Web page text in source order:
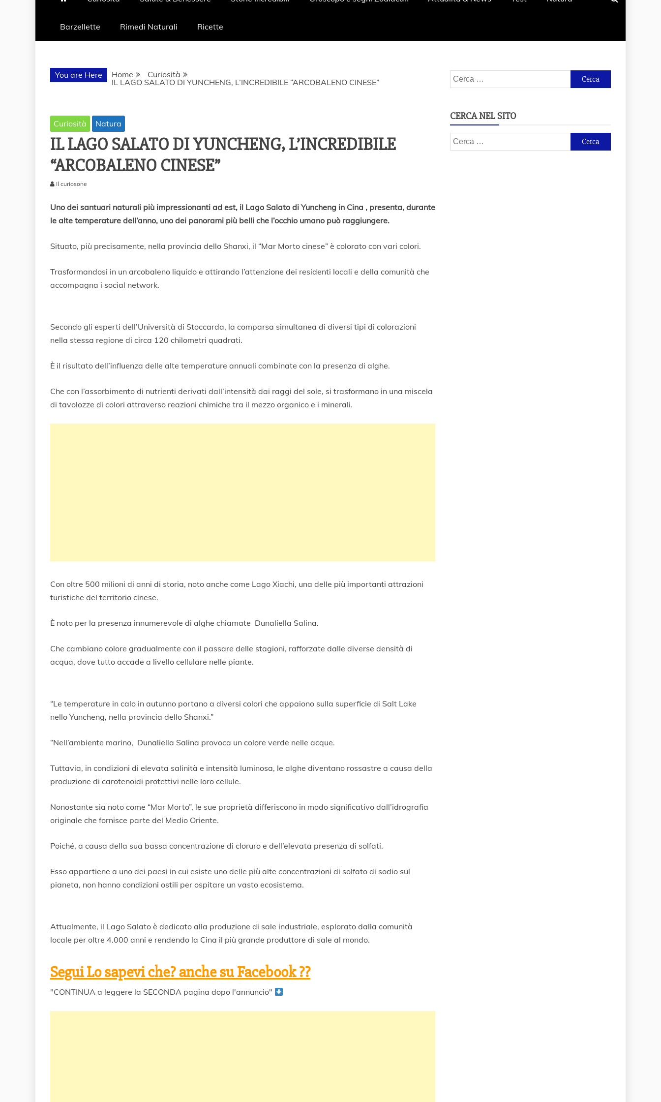
Barzellette Rimedi Naturali Ricette
You are Here Home
Curiosità
IL LAGO SALATO DI YUNCHENG, L’INCREDIBILE “ARCOBALENO CINESE”
Curiosità Natura
IL LAGO SALATO DI YUNCHENG, L’INCREDIBILE
“ARCOBALENO CINESE”
M
r
o
0
Il curiosone
Uno dei santuari naturali più impressionanti ad est, il Lago Salato di Yuncheng in Cina , presenta, durante
le alte temperature dell’anno, uno dei panorami più belli che l’occhio umano può raggiungere.
Situato, più precisamente, nella provincia dello Shanxi, il “Mar Morto cinese” è colorato con vari colori.
Trasformandosi in un arcobaleno liquido e attirando l’attenzione dei residenti locali e della comunità che
accompagna i social network.
Secondo gli esperti dell’Università di Stoccarda, la comparsa simultanea di diversi tipi di colorazioni
nella stessa regione di circa 120 chilometri quadrati.
È il risultato dell’influenza delle alte temperature annuali combinate con la presenza di alghe.
Che con l’assorbimento di nutrienti derivati ​​dall’intensità dai raggi del sole, si trasformano in una miscela
di tavolozze di colori attraverso reazioni chimiche tra il mezzo organico e i minerali.
Con oltre 500 milioni di anni di storia, noto anche come Lago Xiachi, una delle più importanti attrazioni
turistiche del territorio cinese.
È noto per la presenza innumerevole di alghe chiamate Dunaliella Salina.
Che cambiano colore gradualmente con il passare delle stagioni, rafforzate dalle diverse densità di
acqua, dove tutto accade a livello cellulare nelle piante.
“Le temperature in calo in autunno portano a diversi colori che appaiono sulla superficie di Salt Lake
nello Yuncheng, nella provincia dello Shanxi.”
“Nell’ambiente marino, Dunaliella Salina provoca un colore verde nelle acque.
Tuttavia, in condizioni di elevata salinità e intensità luminosa, le alghe diventano rossastre a causa della
produzione di carotenoidi protettivi nelle loro cellule.
Nonostante sia noto come “Mar Morto”, le sue proprietà differiscono in modo significativo dall’idrografia
originale che fornisce parte del Medio Oriente.
Poiché, a causa della sua bassa concentrazione di cloruro e dell’elevata presenza di solfati.
Esso appartiene a uno dei paesi in cui esiste uno delle più alte concentrazioni di solfato di sodio sul
pianeta, non hanno condizioni ostili per ospitare un vasto ecosistema.
Attualmente, il Lago Salato è dedicato alla produzione di sale industriale, esplorato dalla comunità
locale per oltre 4.000 anni e rendendo la Cina il più grande produttore di sale al mondo.
Segui Lo sapevi che? anche su Facebook ??
"CONTINUA a leggere la SECONDA pagina dopo l'annuncio"
Ricerca
per:
CERCA NEL SITO
Ricerca
per: